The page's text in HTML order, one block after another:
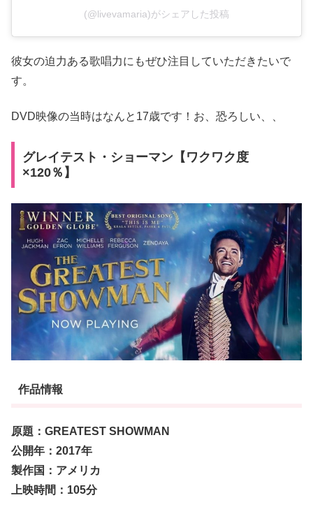
(@livevamaria)がシェアした投稿
彼女の迫力ある歌唱力にもぜひ注目していただきたいで
す。
DVD映像の当時はなんと17歳です！お、恐ろしい、、
グレイテスト・ショーマン【ワクワク度
×120％】
作品情報
原題：GREATEST SHOWMAN
公開年：2017年
製作国：アメリカ
上映時間：105分